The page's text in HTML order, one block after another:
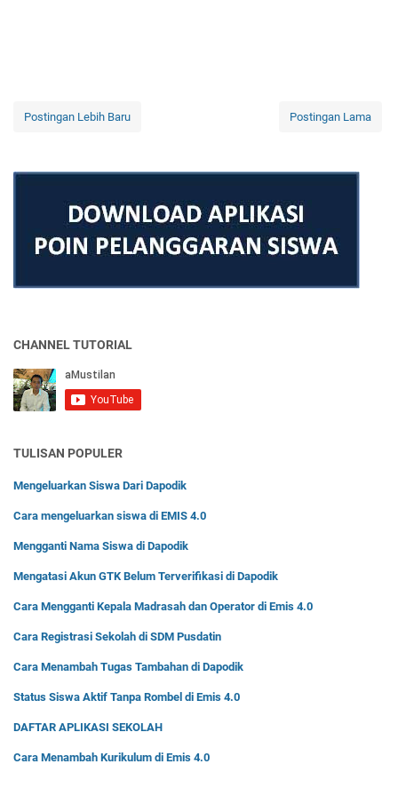
Postingan Lebih Baru Postingan Lama
CHANNEL TUTORIAL
TULISAN POPULER
Mengeluarkan Siswa Dari Dapodik
Cara mengeluarkan siswa di EMIS 4.0
Mengganti Nama Siswa di Dapodik
Mengatasi Akun GTK Belum Terverifikasi di Dapodik
Cara Mengganti Kepala Madrasah dan Operator di Emis 4.0
Cara Registrasi Sekolah di SDM Pusdatin
Cara Menambah Tugas Tambahan di Dapodik
Status Siswa Aktif Tanpa Rombel di Emis 4.0
DAFTAR APLIKASI SEKOLAH
Cara Menambah Kurikulum di Emis 4.0